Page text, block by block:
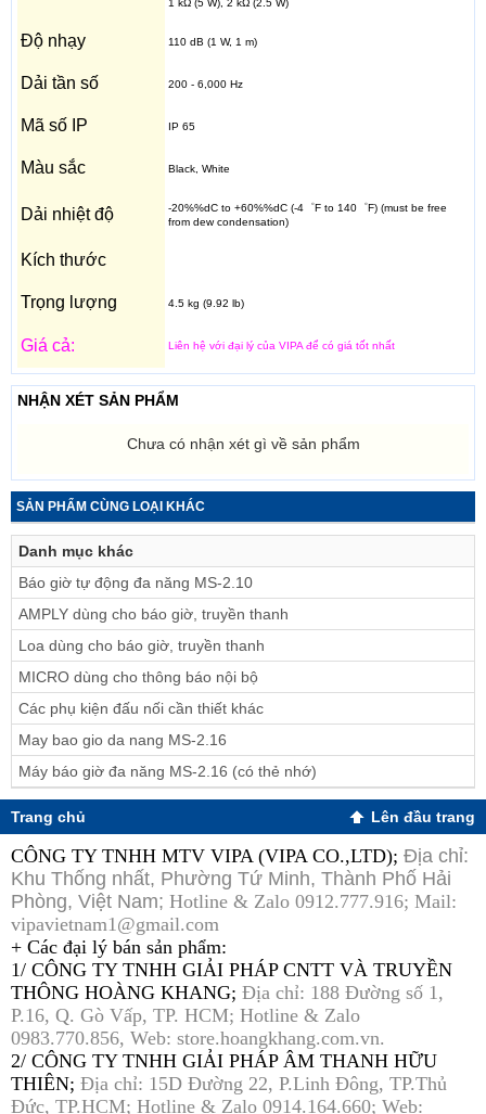
1 kΩ (5 W), 2 kΩ (2.5 W)
Độ nhạy 110 dB (1 W, 1 m)
Dải tần số 200 - 6,000 Hz
Mã số IP IP 65
Màu sắc Black, White
Dải nhiệt độ
-20%%dC to +60%%dC (-4゜F to 140゜F) (must be free
from dew condensation)
Kích thước
Trọng lượng 4.5 kg (9.92 lb)
Giá cả: Liên hệ với đại lý của VIPA để có giá tốt nhất
NHẬN XÉT SẢN PHẨM
Chưa có nhận xét gì về sản phẩm
SẢN PHẨM CÙNG LOẠI KHÁC
Danh mục khác
Báo giờ tự động đa năng MS-2.10
AMPLY dùng cho báo giờ, truyền thanh
Loa dùng cho báo giờ, truyền thanh
MICRO dùng cho thông báo nội bộ
Các phụ kiện đấu nối cần thiết khác
May bao gio da nang MS-2.16
Máy báo giờ đa năng MS-2.16 (có thẻ nhớ)
Trang chủ Lên đầu trang
CÔNG TY TNHH MTV VIPA (VIPA CO.,LTD); Địa chỉ:
Khu Thống nhất, Phường Tứ Minh, Thành Phố Hải
Phòng, Việt Nam; Hotline & Zalo 0912.777.916; Mail:
vipavietnam1@gmail.com
+ Các đại lý bán sản phẩm:
1/ CÔNG TY TNHH GIẢI PHÁP CNTT VÀ TRUYỀN
THÔNG HOÀNG KHANG; Địa chỉ: 188 Đường số 1,
P.16, Q. Gò Vấp, TP. HCM; Hotline & Zalo
0983.770.856, Web: store.hoangkhang.com.vn.
2/ CÔNG TY TNHH GIẢI PHÁP ÂM THANH HỮU
THIÊN; Địa chỉ: 15D Đường 22, P.Linh Đông, TP.Thủ
Đức, TP.HCM; Hotline & Zalo 0914.164.660; Web: